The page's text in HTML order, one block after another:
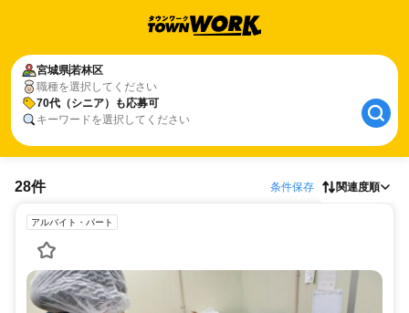
宮城県若林区
職種を選択してください
70代（シニア）も応募可
キーワードを選択してください
28件 条件保存 関連度順
アルバイト・パート